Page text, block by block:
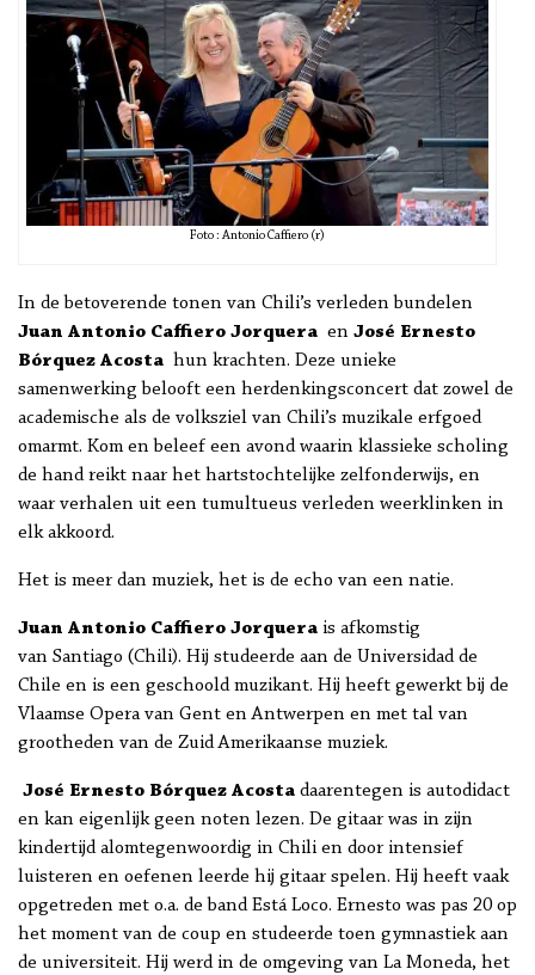
Foto : Antonio Caffiero (r)
In de betoverende tonen van Chili’s verleden bundelen
Juan Antonio Caffiero Jorquera en José Ernesto
Bórquez Acosta hun krachten. Deze unieke
samenwerking belooft een herdenkingsconcert dat zowel de
academische als de volksziel van Chili’s muzikale erfgoed
omarmt. Kom en beleef een avond waarin klassieke scholing
de hand reikt naar het hartstochtelijke zelfonderwijs, en
waar verhalen uit een tumultueus verleden weerklinken in
elk akkoord.
Het is meer dan muziek, het is de echo van een natie.
Juan Antonio Caffiero Jorquera is afkomstig
van Santiago (Chili). Hij studeerde aan de Universidad de
Chile en is een geschoold muzikant. Hij heeft gewerkt bij de
Vlaamse Opera van Gent en Antwerpen en met tal van
grootheden van de Zuid Amerikaanse muziek.
José Ernesto Bórquez Acosta daarentegen is autodidact
en kan eigenlijk geen noten lezen. De gitaar was in zijn
kindertijd alomtegenwoordig in Chili en door intensief
luisteren en oefenen leerde hij gitaar spelen. Hij heeft vaak
opgetreden met o.a. de band Está Loco. Ernesto was pas 20 op
het moment van de coup en studeerde toen gymnastiek aan
de universiteit. Hij werd in de omgeving van La Moneda, het